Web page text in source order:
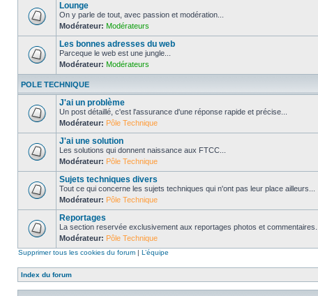
Lounge
On y parle de tout, avec passion et modération...
Modérateur: Modérateurs
Les bonnes adresses du web
Parceque le web est une jungle...
Modérateur: Modérateurs
POLE TECHNIQUE
J'ai un problème
Un post détaillé, c'est l'assurance d'une réponse rapide et précise...
Modérateur: Pôle Technique
J'ai une solution
Les solutions qui donnent naissance aux FTCC...
Modérateur: Pôle Technique
Sujets techniques divers
Tout ce qui concerne les sujets techniques qui n'ont pas leur place ailleurs...
Modérateur: Pôle Technique
Reportages
La section reservée exclusivement aux reportages photos et commentaires...
Modérateur: Pôle Technique
Supprimer tous les cookies du forum | L’équipe
Index du forum